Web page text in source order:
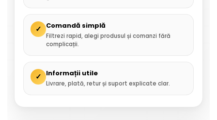
✓ Comandă simplă
Filtrezi rapid, alegi produsul și comanzi fără
complicații.
✓ Informații utile
Livrare, plată, retur și suport explicate clar.